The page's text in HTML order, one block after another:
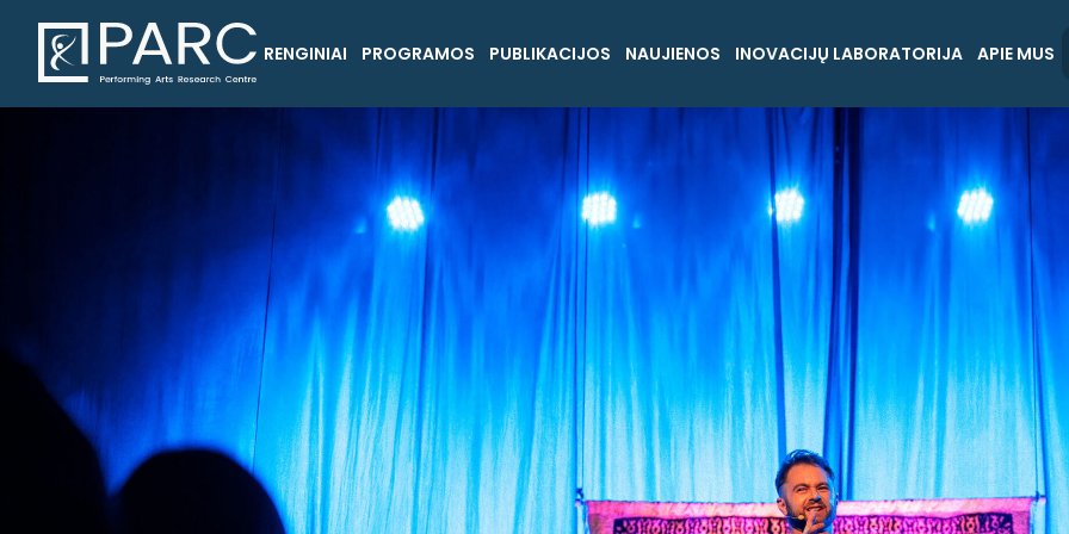
RENGINIAI PROGRAMOS PUBLIKACIJOS NAUJIENOS INOVACIJŲ LABORATORIJA APIE MUS